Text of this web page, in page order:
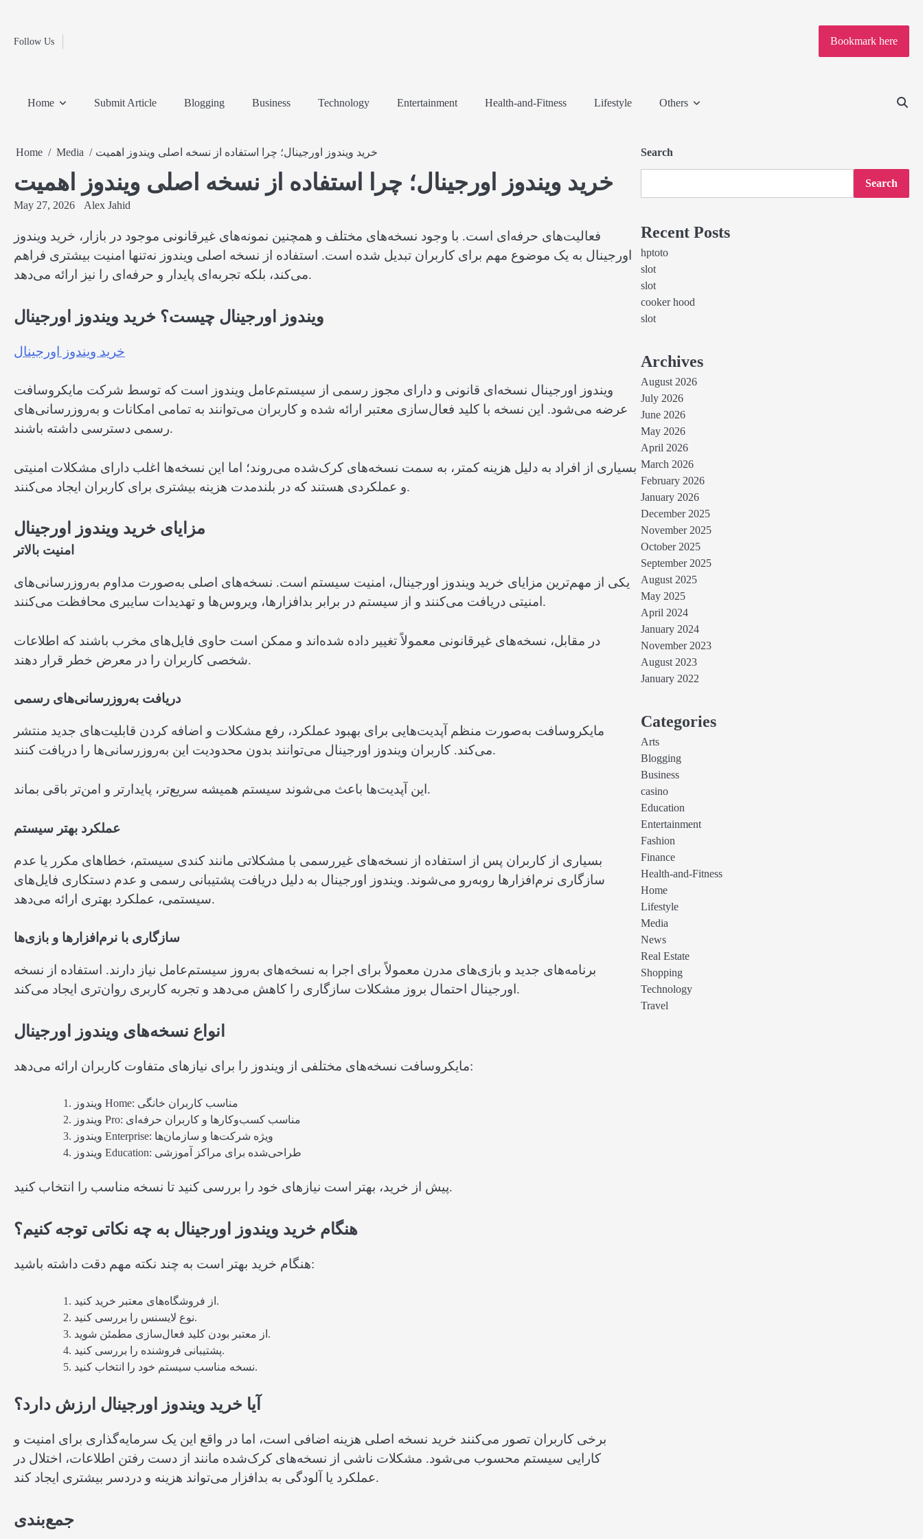
contentFollow Us
Home
Travel
Bookmark here
Home Submit Article Blogging Business Technology Entertainment Health-and-Fitness Lifestyle Others
Home Media خرید ویندوز اورجینال؛ چرا استفاده از نسخه اصلی ویندوز اهمیت
خرید ویندوز اورجینال؛ چرا استفاده از نسخه اصلی ویندوز اهمیت
May 27, 2026 Alex Jahid
فعالیت‌های حرفه‌ای است. با وجود نسخه‌های مختلف و همچنین نمونه‌های غیرقانونی موجود در بازار، خرید ویندوز
اورجینال به یک موضوع مهم برای کاربران تبدیل شده است. استفاده از نسخه اصلی ویندوز نه‌تنها امنیت بیشتری فراهم
می‌کند، بلکه تجربه‌ای پایدار و حرفه‌ای را نیز ارائه می‌دهد.
ویندوز اورجینال چیست؟ خرید ویندوز اورجینال
خرید ویندوز اورجینال
ویندوز اورجینال نسخه‌ای قانونی و دارای مجوز رسمی از سیستم‌عامل ویندوز است که توسط شرکت مایکروسافت
عرضه می‌شود. این نسخه با کلید فعال‌سازی معتبر ارائه شده و کاربران می‌توانند به تمامی امکانات و به‌روزرسانی‌های
رسمی دسترسی داشته باشند.
بسیاری از افراد به دلیل هزینه کمتر، به سمت نسخه‌های کرک‌شده می‌روند؛ اما این نسخه‌ها اغلب دارای مشکلات امنیتی
و عملکردی هستند که در بلندمدت هزینه بیشتری برای کاربران ایجاد می‌کنند.
مزایای خرید ویندوز اورجینال
امنیت بالاتر
یکی از مهم‌ترین مزایای خرید ویندوز اورجینال، امنیت سیستم است. نسخه‌های اصلی به‌صورت مداوم به‌روزرسانی‌های
امنیتی دریافت می‌کنند و از سیستم در برابر بدافزارها، ویروس‌ها و تهدیدات سایبری محافظت می‌کنند.
در مقابل، نسخه‌های غیرقانونی معمولاً تغییر داده شده‌اند و ممکن است حاوی فایل‌های مخرب باشند که اطلاعات
شخصی کاربران را در معرض خطر قرار دهند.
دریافت به‌روزرسانی‌های رسمی
مایکروسافت به‌صورت منظم آپدیت‌هایی برای بهبود عملکرد، رفع مشکلات و اضافه کردن قابلیت‌های جدید منتشر
می‌کند. کاربران ویندوز اورجینال می‌توانند بدون محدودیت این به‌روزرسانی‌ها را دریافت کنند.
این آپدیت‌ها باعث می‌شوند سیستم همیشه سریع‌تر، پایدارتر و امن‌تر باقی بماند.
عملکرد بهتر سیستم
بسیاری از کاربران پس از استفاده از نسخه‌های غیررسمی با مشکلاتی مانند کندی سیستم، خطاهای مکرر یا عدم
سازگاری نرم‌افزارها روبه‌رو می‌شوند. ویندوز اورجینال به دلیل دریافت پشتیبانی رسمی و عدم دستکاری فایل‌های
سیستمی، عملکرد بهتری ارائه می‌دهد.
سازگاری با نرم‌افزارها و بازی‌ها
برنامه‌های جدید و بازی‌های مدرن معمولاً برای اجرا به نسخه‌های به‌روز سیستم‌عامل نیاز دارند. استفاده از نسخه
اورجینال احتمال بروز مشکلات سازگاری را کاهش می‌دهد و تجربه کاربری روان‌تری ایجاد می‌کند.
انواع نسخه‌های ویندوز اورجینال
مایکروسافت نسخه‌های مختلفی از ویندوز را برای نیازهای متفاوت کاربران ارائه می‌دهد:
ویندوز Home: مناسب کاربران خانگی
ویندوز Pro: مناسب کسب‌وکارها و کاربران حرفه‌ای
ویندوز Enterprise: ویژه شرکت‌ها و سازمان‌ها
ویندوز Education: طراحی‌شده برای مراکز آموزشی
پیش از خرید، بهتر است نیازهای خود را بررسی کنید تا نسخه مناسب را انتخاب کنید.
هنگام خرید ویندوز اورجینال به چه نکاتی توجه کنیم؟
هنگام خرید بهتر است به چند نکته مهم دقت داشته باشید:
از فروشگاه‌های معتبر خرید کنید.
نوع لایسنس را بررسی کنید.
از معتبر بودن کلید فعال‌سازی مطمئن شوید.
پشتیبانی فروشنده را بررسی کنید.
نسخه مناسب سیستم خود را انتخاب کنید.
آیا خرید ویندوز اورجینال ارزش دارد؟
برخی کاربران تصور می‌کنند خرید نسخه اصلی هزینه اضافی است، اما در واقع این یک سرمایه‌گذاری برای امنیت و
کارایی سیستم محسوب می‌شود. مشکلات ناشی از نسخه‌های کرک‌شده مانند از دست رفتن اطلاعات، اختلال در
عملکرد یا آلودگی به بدافزار می‌تواند هزینه و دردسر بیشتری ایجاد کند.
جمع‌بندی
Search
Search
Recent Posts
hptoto
slot
slot
cooker hood
slot
Archives
August 2026
July 2026
June 2026
May 2026
April 2026
March 2026
February 2026
January 2026
December 2025
November 2025
October 2025
September 2025
August 2025
May 2025
April 2024
January 2024
November 2023
August 2023
January 2022
Categories
Arts
Blogging
Business
casino
Education
Entertainment
Fashion
Finance
Health-and-Fitness
Home
Lifestyle
Media
News
Real Estate
Shopping
Technology
Travel